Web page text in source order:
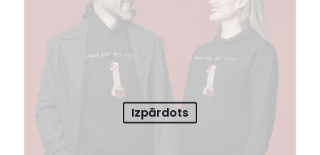
Izpārdots